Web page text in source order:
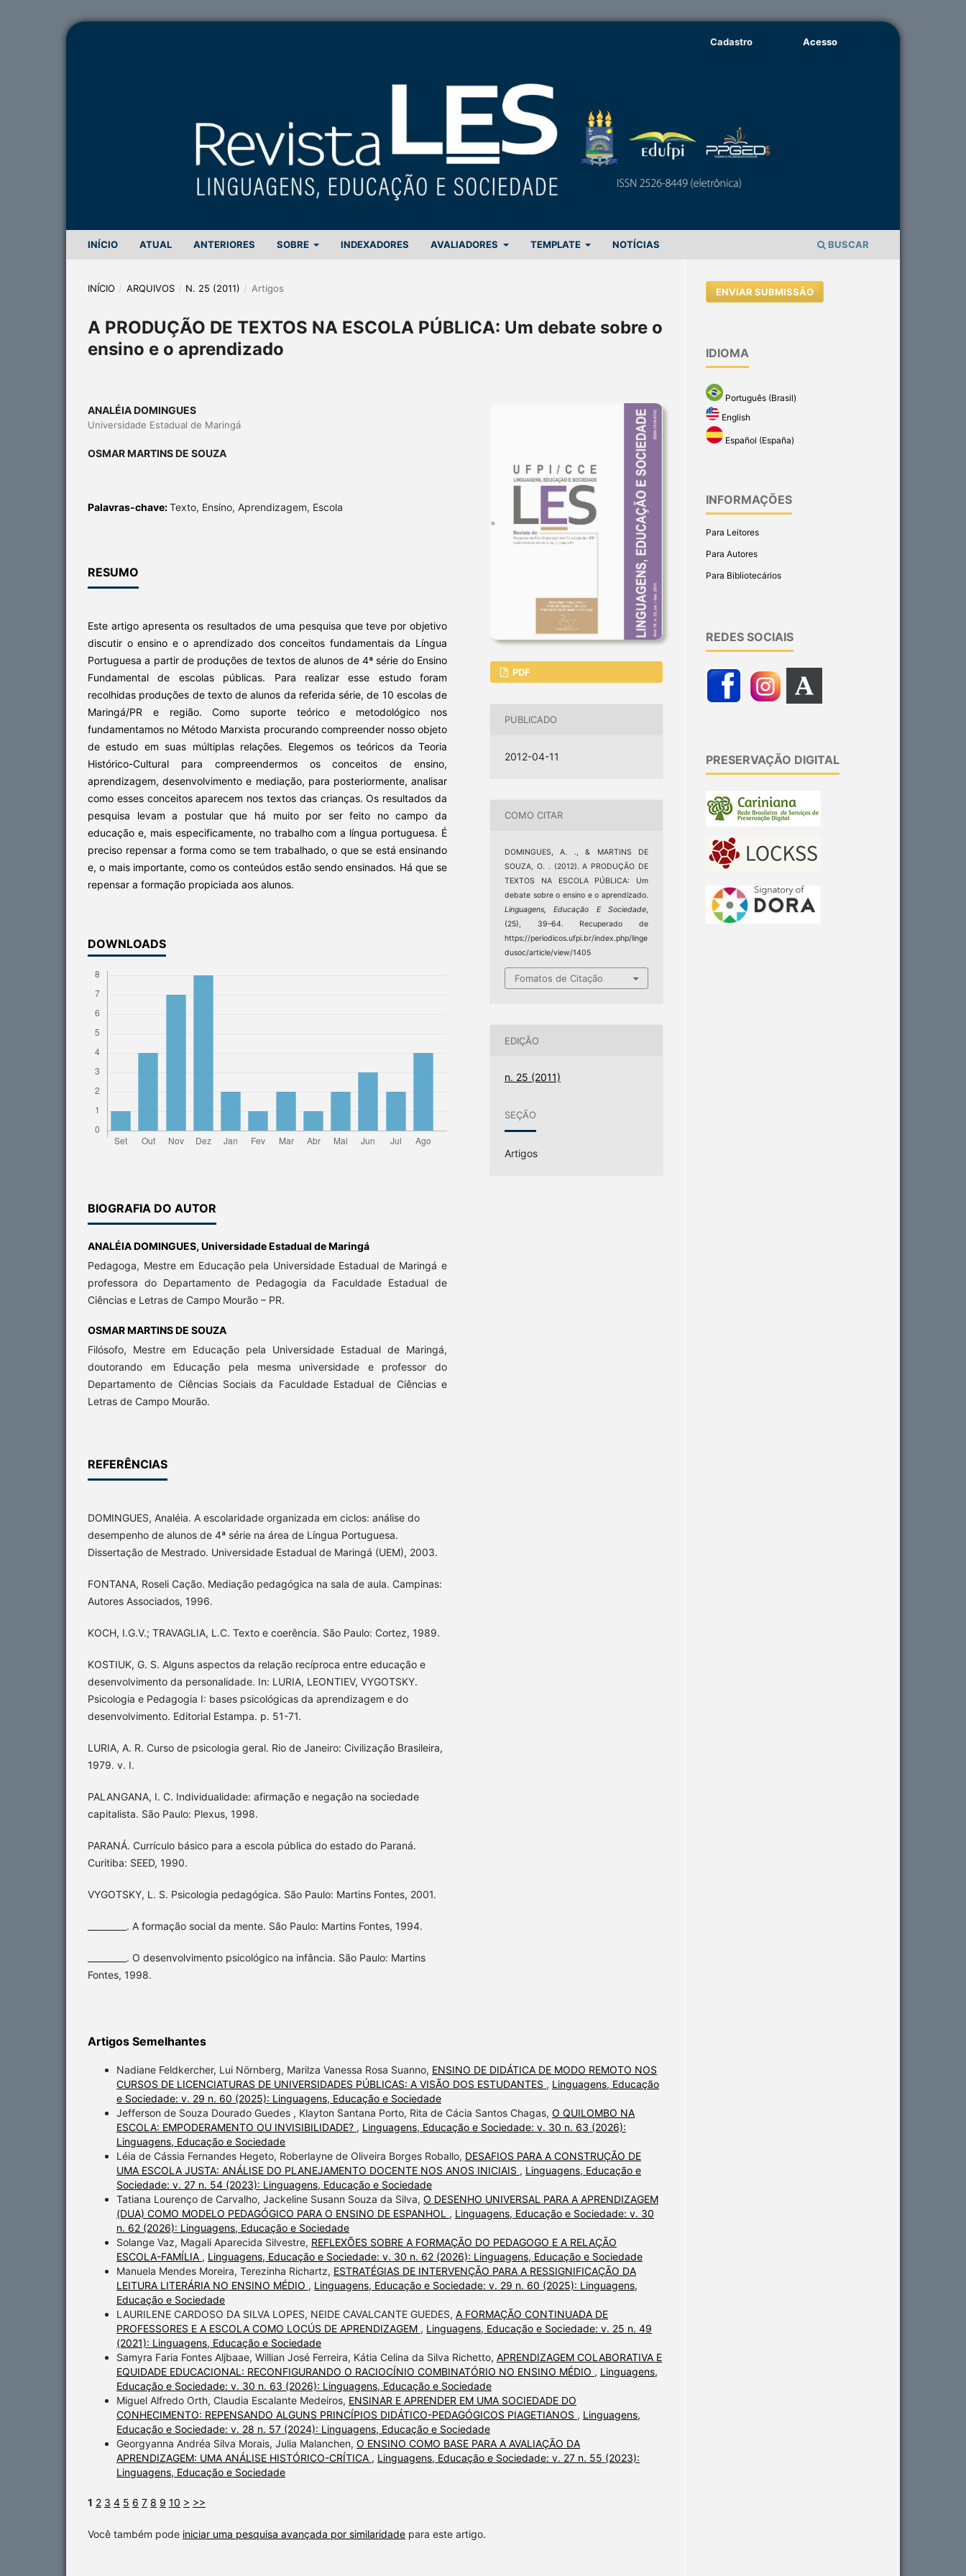
INÍCIO ATUAL ANTERIORES SOBRE INDEXADORES AVALIADORES TEMPLATE NOTÍCIAS BUSCAR
Cadastro Acesso
INÍCIO / ARQUIVOS / N. 25 (2011) / Artigos
A PRODUÇÃO DE TEXTOS NA ESCOLA PÚBLICA: Um debate sobre o
ensino e o aprendizado
ANALÉIA DOMINGUES
Universidade Estadual de Maringá
OSMAR MARTINS DE SOUZA
Palavras-chave:Texto, Ensino, Aprendizagem, Escola
RESUMO
Este artigo apresenta os resultados de uma pesquisa que teve por objetivo
discutir o ensino e o aprendizado dos conceitos fundamentais da Língua
Portuguesa a partir de produções de textos de alunos de 4ª série do Ensino
Fundamental de escolas públicas. Para realizar esse estudo foram
recolhidas produções de texto de alunos da referida série, de 10 escolas de
Maringá/PR e região. Como suporte teórico e metodológico nos
fundamentamos no Método Marxista procurando compreender nosso objeto
de estudo em suas múltiplas relações. Elegemos os teóricos da Teoria
Histórico-Cultural para compreendermos os conceitos de ensino,
aprendizagem, desenvolvimento e mediação, para posteriormente, analisar
como esses conceitos aparecem nos textos das crianças. Os resultados da
pesquisa levam a postular que há muito por ser feito no campo da
educação e, mais especificamente, no trabalho com a língua portuguesa. É
preciso repensar a forma como se tem trabalhado, o que se está ensinando
e, o mais importante, como os conteúdos estão sendo ensinados. Há que se
repensar a formação propiciada aos alunos.
DOWNLOADS
BIOGRAFIA DO AUTOR
ANALÉIA DOMINGUES, Universidade Estadual de Maringá
Pedagoga, Mestre em Educação pela Universidade Estadual de Maringá e
professora do Departamento de Pedagogia da Faculdade Estadual de
Ciências e Letras de Campo Mourão – PR.
OSMAR MARTINS DE SOUZA
Filósofo, Mestre em Educação pela Universidade Estadual de Maringá,
doutorando em Educação pela mesma universidade e professor do
Departamento de Ciências Sociais da Faculdade Estadual de Ciências e
Letras de Campo Mourão.
REFERÊNCIAS
DOMINGUES, Analéia. A escolaridade organizada em ciclos: análise do
desempenho de alunos de 4ª série na área de Língua Portuguesa.
Dissertação de Mestrado. Universidade Estadual de Maringá (UEM), 2003.
FONTANA, Roseli Cação. Mediação pedagógica na sala de aula. Campinas:
Autores Associados, 1996.
KOCH, I.G.V.; TRAVAGLIA, L.C. Texto e coerência. São Paulo: Cortez, 1989.
KOSTIUK, G. S. Alguns aspectos da relação recíproca entre educação e
desenvolvimento da personalidade. In: LURIA, LEONTIEV, VYGOTSKY.
Psicologia e Pedagogia I: bases psicológicas da aprendizagem e do
desenvolvimento. Editorial Estampa. p. 51-71.
LURIA, A. R. Curso de psicologia geral. Rio de Janeiro: Civilização Brasileira,
1979. v. I.
PALANGANA, I. C. Individualidade: afirmação e negação na sociedade
capitalista. São Paulo: Plexus, 1998.
PARANÁ. Currículo básico para a escola pública do estado do Paraná.
Curitiba: SEED, 1990.
VYGOTSKY, L. S. Psicologia pedagógica. São Paulo: Martins Fontes, 2001.
_________. A formação social da mente. São Paulo: Martins Fontes, 1994.
_________. O desenvolvimento psicológico na infância. São Paulo: Martins
Fontes, 1998.
PDF
PUBLICADO
2012-04-11
COMO CITAR
DOMINGUES, A. ., & MARTINS DE
SOUZA, O. . (2012). A PRODUÇÃO DE
TEXTOS NA ESCOLA PÚBLICA: Um
debate sobre o ensino e o aprendizado.
Linguagens, Educação E Sociedade,
(25), 39–64. Recuperado de
https://periodicos.ufpi.br/index.php/linge
dusoc/article/view/1405
Fomatos de Citação
EDIÇÃO
n. 25 (2011)
SEÇÃO
Artigos
Artigos Semelhantes
Nadiane Feldkercher, Lui Nörnberg, Marilza Vanessa Rosa Suanno, ENSINO DE DIDÁTICA DE MODO REMOTO NOS
CURSOS DE LICENCIATURAS DE UNIVERSIDADES PÚBLICAS: A VISÃO DOS ESTUDANTES , Linguagens, Educação
e Sociedade: v. 29 n. 60 (2025): Linguagens, Educação e Sociedade
Jefferson de Souza Dourado Guedes , Klayton Santana Porto, Rita de Cácia Santos Chagas, O QUILOMBO NA
ESCOLA: EMPODERAMENTO OU INVISIBILIDADE? , Linguagens, Educação e Sociedade: v. 30 n. 63 (2026):
Linguagens, Educação e Sociedade
Léia de Cássia Fernandes Hegeto, Roberlayne de Oliveira Borges Roballo, DESAFIOS PARA A CONSTRUÇÃO DE
UMA ESCOLA JUSTA: ANÁLISE DO PLANEJAMENTO DOCENTE NOS ANOS INICIAIS , Linguagens, Educação e
Sociedade: v. 27 n. 54 (2023): Linguagens, Educação e Sociedade
Tatiana Lourenço de Carvalho, Jackeline Susann Souza da Silva, O DESENHO UNIVERSAL PARA A APRENDIZAGEM
(DUA) COMO MODELO PEDAGÓGICO PARA O ENSINO DE ESPANHOL , Linguagens, Educação e Sociedade: v. 30
n. 62 (2026): Linguagens, Educação e Sociedade
Solange Vaz, Magali Aparecida Silvestre, REFLEXÕES SOBRE A FORMAÇÃO DO PEDAGOGO E A RELAÇÃO
ESCOLA-FAMÍLIA , Linguagens, Educação e Sociedade: v. 30 n. 62 (2026): Linguagens, Educação e Sociedade
Manuela Mendes Moreira, Terezinha Richartz, ESTRATÉGIAS DE INTERVENÇÃO PARA A RESSIGNIFICAÇÃO DA
LEITURA LITERÁRIA NO ENSINO MÉDIO , Linguagens, Educação e Sociedade: v. 29 n. 60 (2025): Linguagens,
Educação e Sociedade
LAURILENE CARDOSO DA SILVA LOPES, NEIDE CAVALCANTE GUEDES, A FORMAÇÃO CONTINUADA DE
PROFESSORES E A ESCOLA COMO LOCÚS DE APRENDIZAGEM , Linguagens, Educação e Sociedade: v. 25 n. 49
(2021): Linguagens, Educação e Sociedade
Samyra Faria Fontes Aljbaae, Willian José Ferreira, Kátia Celina da Silva Richetto, APRENDIZAGEM COLABORATIVA E
EQUIDADE EDUCACIONAL: RECONFIGURANDO O RACIOCÍNIO COMBINATÓRIO NO ENSINO MÉDIO , Linguagens,
Educação e Sociedade: v. 30 n. 63 (2026): Linguagens, Educação e Sociedade
Miguel Alfredo Orth, Claudia Escalante Medeiros, ENSINAR E APRENDER EM UMA SOCIEDADE DO
CONHECIMENTO: REPENSANDO ALGUNS PRINCÍPIOS DIDÁTICO-PEDAGÓGICOS PIAGETIANOS , Linguagens,
Educação e Sociedade: v. 28 n. 57 (2024): Linguagens, Educação e Sociedade
Georgyanna Andréa Silva Morais, Julia Malanchen, O ENSINO COMO BASE PARA A AVALIAÇÃO DA
APRENDIZAGEM: UMA ANÁLISE HISTÓRICO-CRÍTICA , Linguagens, Educação e Sociedade: v. 27 n. 55 (2023):
Linguagens, Educação e Sociedade
1 2 3 4 5 6 7 8 9 10 > >>
Você também pode iniciar uma pesquisa avançada por similaridade para este artigo.
ENVIAR SUBMISSÃO
IDIOMA
Português (Brasil)
English
Español (España)
INFORMAÇÕES
Para Leitores
Para Autores
Para Bibliotecários
REDES SOCIAIS
PRESERVAÇÃO DIGITAL